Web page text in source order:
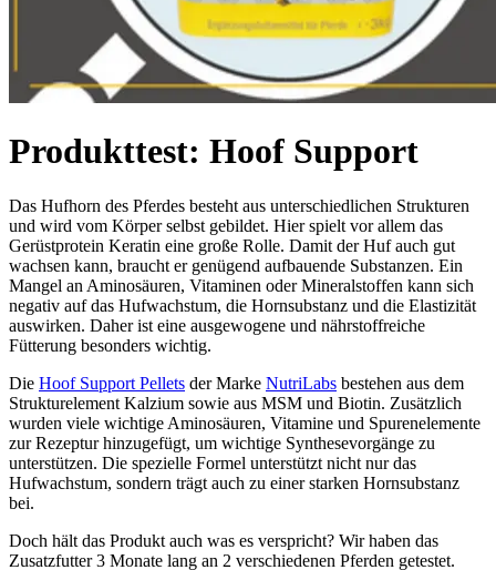
Produkttest: Hoof Support
Das Hufhorn des Pferdes besteht aus unterschiedlichen Strukturen
und wird vom Körper selbst gebildet. Hier spielt vor allem das
Gerüstprotein Keratin eine große Rolle. Damit der Huf auch gut
wachsen kann, braucht er genügend aufbauende Substanzen. Ein
Mangel an Aminosäuren, Vitaminen oder Mineralstoffen kann sich
negativ auf das Hufwachstum, die Hornsubstanz und die Elastizität
auswirken. Daher ist eine ausgewogene und nährstoffreiche
Fütterung besonders wichtig.
Die Hoof Support Pellets der Marke NutriLabs bestehen aus dem
Strukturelement Kalzium sowie aus MSM und Biotin. Zusätzlich
wurden viele wichtige Aminosäuren, Vitamine und Spurenelemente
zur Rezeptur hinzugefügt, um wichtige Synthesevorgänge zu
unterstützen. Die spezielle Formel unterstützt nicht nur das
Hufwachstum, sondern trägt auch zu einer starken Hornsubstanz
bei.
Doch hält das Produkt auch was es verspricht? Wir haben das
Zusatzfutter 3 Monate lang an 2 verschiedenen Pferden getestet.